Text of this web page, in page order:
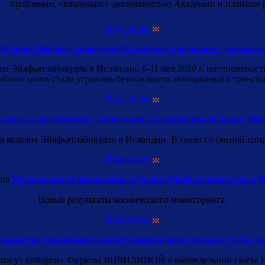
проблемам, связанным с деятельностью Академии и планами
Подробнее
Вулкан Эйяфьятлайокудль (Исландия) продолжает
Эйяфьятлайокудль в Исландии. 6-11 мая 2010 г.
опять стало угрожать безопасности авиационного
Подробнее
космического мониторинга извержения вулкана
Эйяфьятлайокудль в Исландии. В связи со сменой
Подробнее
Продолжается извержение вулкана Эйяфьятлайокудль в
Новые результаты космического мониторинга.
Подробнее
применения искусственного интеллекта в статье
спасут киборги» Фирюзы ЯНЧИЛИНОЙ в еженедельной